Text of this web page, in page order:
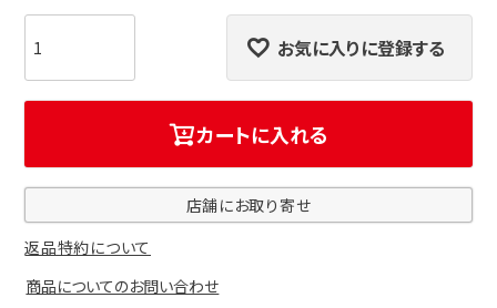
お気に入りに登録する
カートに入れる
店舗にお取り寄せ
返品特約について
商品についてのお問い合わせ